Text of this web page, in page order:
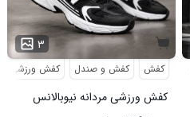
۳
کفش کفش و صندل کفش ورزشی
کفش ورزشی مردانه نیوبالانس